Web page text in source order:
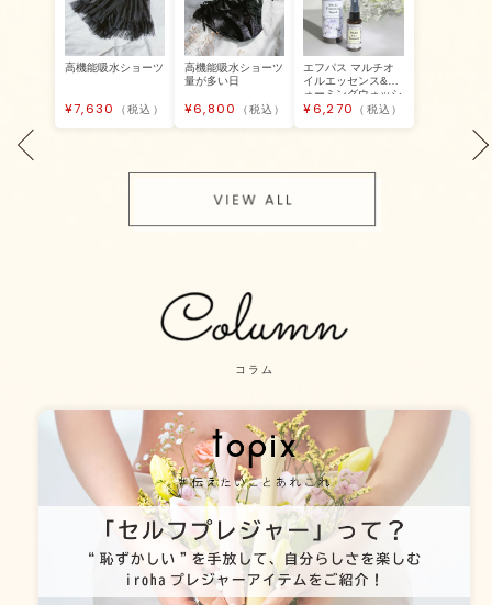
高機能吸水ショーツ
7,630
高機能吸水ショーツ
量が多い日
6,800
エフパス マルチオ
イルエッセンス&フ
ォーミングウォッシ
ュ6,270
コラム